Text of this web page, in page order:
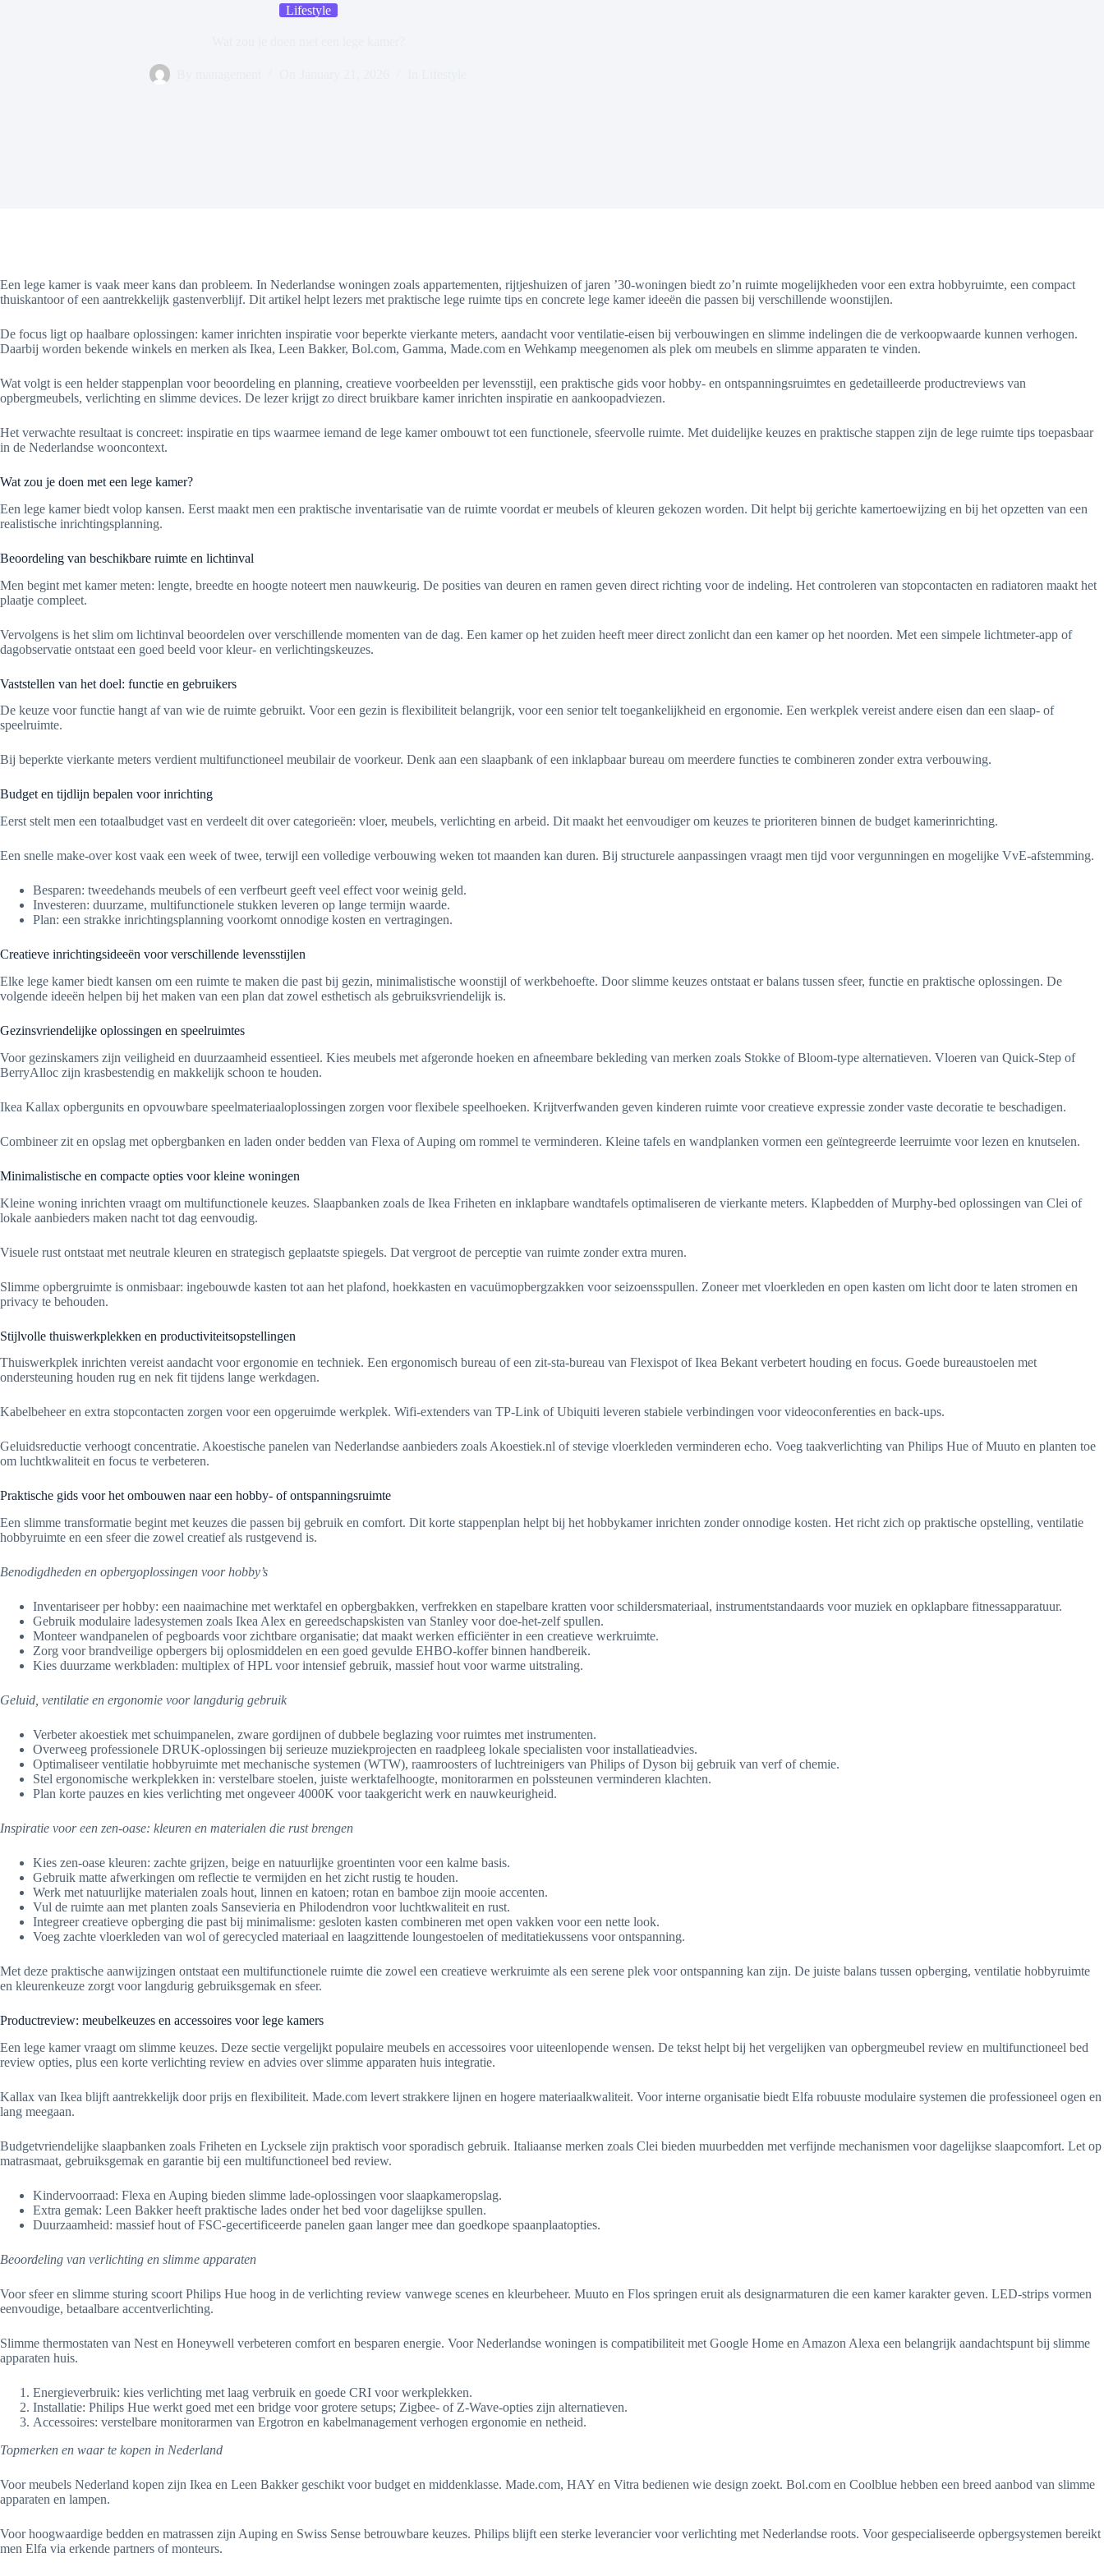
Lifestyle
Een lege kamer is vaak meer kans dan probleem. In Nederlandse woningen zoals appartementen, rijtjeshuizen of jaren ’30-woningen biedt zo’n ruimte mogelijkheden voor een extra hobbyruimte, een compact
thuiskantoor of een aantrekkelijk gastenverblijf. Dit artikel helpt lezers met praktische lege ruimte tips en concrete lege kamer ideeën die passen bij verschillende woonstijlen.
De focus ligt op haalbare oplossingen: kamer inrichten inspiratie voor beperkte vierkante meters, aandacht voor ventilatie-eisen bij verbouwingen en slimme indelingen die de verkoopwaarde kunnen verhogen.
Daarbij worden bekende winkels en merken als Ikea, Leen Bakker, Bol.com, Gamma, Made.com en Wehkamp meegenomen als plek om meubels en slimme apparaten te vinden.
Wat volgt is een helder stappenplan voor beoordeling en planning, creatieve voorbeelden per levensstijl, een praktische gids voor hobby- en ontspanningsruimtes en gedetailleerde productreviews van
opbergmeubels, verlichting en slimme devices. De lezer krijgt zo direct bruikbare kamer inrichten inspiratie en aankoopadviezen.
Het verwachte resultaat is concreet: inspiratie en tips waarmee iemand de lege kamer ombouwt tot een functionele, sfeervolle ruimte. Met duidelijke keuzes en praktische stappen zijn de lege ruimte tips toepasbaar
in de Nederlandse wooncontext.
Wat zou je doen met een lege kamer?
Een lege kamer biedt volop kansen. Eerst maakt men een praktische inventarisatie van de ruimte voordat er meubels of kleuren gekozen worden. Dit helpt bij gerichte kamertoewijzing en bij het opzetten van een
realistische inrichtingsplanning.
Beoordeling van beschikbare ruimte en lichtinval
Men begint met kamer meten: lengte, breedte en hoogte noteert men nauwkeurig. De posities van deuren en ramen geven direct richting voor de indeling. Het controleren van stopcontacten en radiatoren maakt het
plaatje compleet.
Vervolgens is het slim om lichtinval beoordelen over verschillende momenten van de dag. Een kamer op het zuiden heeft meer direct zonlicht dan een kamer op het noorden. Met een simpele lichtmeter-app of
dagobservatie ontstaat een goed beeld voor kleur- en verlichtingskeuzes.
Vaststellen van het doel: functie en gebruikers
De keuze voor functie hangt af van wie de ruimte gebruikt. Voor een gezin is flexibiliteit belangrijk, voor een senior telt toegankelijkheid en ergonomie. Een werkplek vereist andere eisen dan een slaap- of
speelruimte.
Bij beperkte vierkante meters verdient multifunctioneel meubilair de voorkeur. Denk aan een slaapbank of een inklapbaar bureau om meerdere functies te combineren zonder extra verbouwing.
Budget en tijdlijn bepalen voor inrichting
Eerst stelt men een totaalbudget vast en verdeelt dit over categorieën: vloer, meubels, verlichting en arbeid. Dit maakt het eenvoudiger om keuzes te prioriteren binnen de budget kamerinrichting.
Een snelle make-over kost vaak een week of twee, terwijl een volledige verbouwing weken tot maanden kan duren. Bij structurele aanpassingen vraagt men tijd voor vergunningen en mogelijke VvE-afstemming.
Besparen: tweedehands meubels of een verfbeurt geeft veel effect voor weinig geld.
Investeren: duurzame, multifunctionele stukken leveren op lange termijn waarde.
Plan: een strakke inrichtingsplanning voorkomt onnodige kosten en vertragingen.
Creatieve inrichtingsideeën voor verschillende levensstijlen
Elke lege kamer biedt kansen om een ruimte te maken die past bij gezin, minimalistische woonstijl of werkbehoefte. Door slimme keuzes ontstaat er balans tussen sfeer, functie en praktische oplossingen. De
volgende ideeën helpen bij het maken van een plan dat zowel esthetisch als gebruiksvriendelijk is.
Gezinsvriendelijke oplossingen en speelruimtes
Voor gezinskamers zijn veiligheid en duurzaamheid essentieel. Kies meubels met afgeronde hoeken en afneembare bekleding van merken zoals Stokke of Bloom-type alternatieven. Vloeren van Quick-Step of
BerryAlloc zijn krasbestendig en makkelijk schoon te houden.
Ikea Kallax opbergunits en opvouwbare speelmateriaaloplossingen zorgen voor flexibele speelhoeken. Krijtverfwanden geven kinderen ruimte voor creatieve expressie zonder vaste decoratie te beschadigen.
Combineer zit en opslag met opbergbanken en laden onder bedden van Flexa of Auping om rommel te verminderen. Kleine tafels en wandplanken vormen een geïntegreerde leerruimte voor lezen en knutselen.
Minimalistische en compacte opties voor kleine woningen
Kleine woning inrichten vraagt om multifunctionele keuzes. Slaapbanken zoals de Ikea Friheten en inklapbare wandtafels optimaliseren de vierkante meters. Klapbedden of Murphy-bed oplossingen van Clei of
lokale aanbieders maken nacht tot dag eenvoudig.
Visuele rust ontstaat met neutrale kleuren en strategisch geplaatste spiegels. Dat vergroot de perceptie van ruimte zonder extra muren.
Slimme opbergruimte is onmisbaar: ingebouwde kasten tot aan het plafond, hoekkasten en vacuümopbergzakken voor seizoensspullen. Zoneer met vloerkleden en open kasten om licht door te laten stromen en
privacy te behouden.
Stijlvolle thuiswerkplekken en productiviteitsopstellingen
Thuiswerkplek inrichten vereist aandacht voor ergonomie en techniek. Een ergonomisch bureau of een zit-sta-bureau van Flexispot of Ikea Bekant verbetert houding en focus. Goede bureaustoelen met
ondersteuning houden rug en nek fit tijdens lange werkdagen.
Kabelbeheer en extra stopcontacten zorgen voor een opgeruimde werkplek. Wifi-extenders van TP-Link of Ubiquiti leveren stabiele verbindingen voor videoconferenties en back-ups.
Geluidsreductie verhoogt concentratie. Akoestische panelen van Nederlandse aanbieders zoals Akoestiek.nl of stevige vloerkleden verminderen echo. Voeg taakverlichting van Philips Hue of Muuto en planten toe
om luchtkwaliteit en focus te verbeteren.
Praktische gids voor het ombouwen naar een hobby- of ontspanningsruimte
Een slimme transformatie begint met keuzes die passen bij gebruik en comfort. Dit korte stappenplan helpt bij het hobbykamer inrichten zonder onnodige kosten. Het richt zich op praktische opstelling, ventilatie
hobbyruimte en een sfeer die zowel creatief als rustgevend is.
Benodigdheden en opbergoplossingen voor hobby’s
Inventariseer per hobby: een naaimachine met werktafel en opbergbakken, verfrekken en stapelbare kratten voor schildersmateriaal, instrumentstandaards voor muziek en opklapbare fitnessapparatuur.
Gebruik modulaire ladesystemen zoals Ikea Alex en gereedschapskisten van Stanley voor doe-het-zelf spullen.
Monteer wandpanelen of pegboards voor zichtbare organisatie; dat maakt werken efficiënter in een creatieve werkruimte.
Zorg voor brandveilige opbergers bij oplosmiddelen en een goed gevulde EHBO-koffer binnen handbereik.
Kies duurzame werkbladen: multiplex of HPL voor intensief gebruik, massief hout voor warme uitstraling.
Geluid, ventilatie en ergonomie voor langdurig gebruik
Verbeter akoestiek met schuimpanelen, zware gordijnen of dubbele beglazing voor ruimtes met instrumenten.
Overweeg professionele DRUK-oplossingen bij serieuze muziekprojecten en raadpleeg lokale specialisten voor installatieadvies.
Optimaliseer ventilatie hobbyruimte met mechanische systemen (WTW), raamroosters of luchtreinigers van Philips of Dyson bij gebruik van verf of chemie.
Stel ergonomische werkplekken in: verstelbare stoelen, juiste werktafelhoogte, monitorarmen en polssteunen verminderen klachten.
Plan korte pauzes en kies verlichting met ongeveer 4000K voor taakgericht werk en nauwkeurigheid.
Inspiratie voor een zen-oase: kleuren en materialen die rust brengen
Kies zen-oase kleuren: zachte grijzen, beige en natuurlijke groentinten voor een kalme basis.
Gebruik matte afwerkingen om reflectie te vermijden en het zicht rustig te houden.
Werk met natuurlijke materialen zoals hout, linnen en katoen; rotan en bamboe zijn mooie accenten.
Vul de ruimte aan met planten zoals Sansevieria en Philodendron voor luchtkwaliteit en rust.
Integreer creatieve opberging die past bij minimalisme: gesloten kasten combineren met open vakken voor een nette look.
Voeg zachte vloerkleden van wol of gerecycled materiaal en laagzittende loungestoelen of meditatiekussens voor ontspanning.
Met deze praktische aanwijzingen ontstaat een multifunctionele ruimte die zowel een creatieve werkruimte als een serene plek voor ontspanning kan zijn. De juiste balans tussen opberging, ventilatie hobbyruimte
en kleurenkeuze zorgt voor langdurig gebruiksgemak en sfeer.
Productreview: meubelkeuzes en accessoires voor lege kamers
Een lege kamer vraagt om slimme keuzes. Deze sectie vergelijkt populaire meubels en accessoires voor uiteenlopende wensen. De tekst helpt bij het vergelijken van opbergmeubel review en multifunctioneel bed
review opties, plus een korte verlichting review en advies over slimme apparaten huis integratie.
Kallax van Ikea blijft aantrekkelijk door prijs en flexibiliteit. Made.com levert strakkere lijnen en hogere materiaalkwaliteit. Voor interne organisatie biedt Elfa robuuste modulaire systemen die professioneel ogen en
lang meegaan.
Budgetvriendelijke slaapbanken zoals Friheten en Lycksele zijn praktisch voor sporadisch gebruik. Italiaanse merken zoals Clei bieden muurbedden met verfijnde mechanismen voor dagelijkse slaapcomfort. Let op
matrasmaat, gebruiksgemak en garantie bij een multifunctioneel bed review.
Kindervoorraad: Flexa en Auping bieden slimme lade-oplossingen voor slaapkameropslag.
Extra gemak: Leen Bakker heeft praktische lades onder het bed voor dagelijkse spullen.
Duurzaamheid: massief hout of FSC-gecertificeerde panelen gaan langer mee dan goedkope spaanplaatopties.
Beoordeling van verlichting en slimme apparaten
Voor sfeer en slimme sturing scoort Philips Hue hoog in de verlichting review vanwege scenes en kleurbeheer. Muuto en Flos springen eruit als designarmaturen die een kamer karakter geven. LED-strips vormen
eenvoudige, betaalbare accentverlichting.
Slimme thermostaten van Nest en Honeywell verbeteren comfort en besparen energie. Voor Nederlandse woningen is compatibiliteit met Google Home en Amazon Alexa een belangrijk aandachtspunt bij slimme
apparaten huis.
Energieverbruik: kies verlichting met laag verbruik en goede CRI voor werkplekken.
Installatie: Philips Hue werkt goed met een bridge voor grotere setups; Zigbee- of Z-Wave-opties zijn alternatieven.
Accessoires: verstelbare monitorarmen van Ergotron en kabelmanagement verhogen ergonomie en netheid.
Topmerken en waar te kopen in Nederland
Voor meubels Nederland kopen zijn Ikea en Leen Bakker geschikt voor budget en middenklasse. Made.com, HAY en Vitra bedienen wie design zoekt. Bol.com en Coolblue hebben een breed aanbod van slimme
apparaten en lampen.
Voor hoogwaardige bedden en matrassen zijn Auping en Swiss Sense betrouwbare keuzes. Philips blijft een sterke leverancier voor verlichting met Nederlandse roots. Voor gespecialiseerde opbergsystemen bereikt
men Elfa via erkende partners of monteurs.